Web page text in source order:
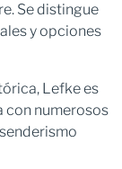
Se distingue
y opciones
Lefke es
con numerosos